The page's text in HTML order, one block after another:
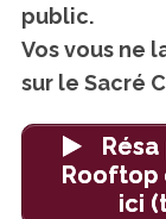
public.
Vos vous ne
sur le Sacré
Rooftop
ici